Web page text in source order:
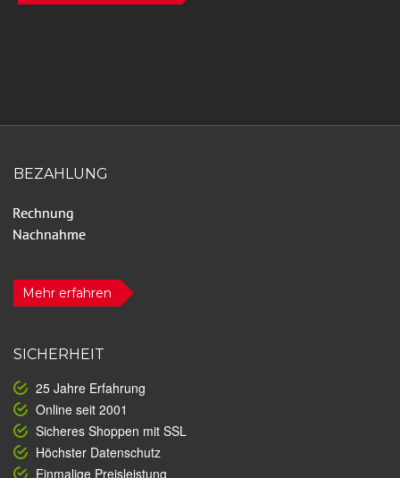
BEZAHLUNG
Mehr erfahren
SICHERHEIT
25 Jahre Erfahrung
Online seit 2001
Sicheres Shoppen mit SSL
Höchster Datenschutz
Einmalige Preisleistung